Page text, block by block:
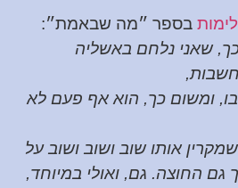
בספר ״מה שבאמת״:
שאני נלחם באשליה
בו, ומשום כך, הוא אף פעם לא
אותו שוב ושוב ושוב על
גם החוצה. גם, ואולי במיוחד,